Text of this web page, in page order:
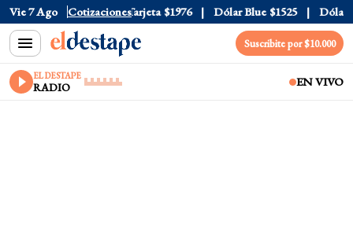
Vie 7 Ago Cotizaciones
$1520 Dólar Tarjeta $1976 Dólar Blue $1525 Dólar CCL
Suscribite por $10.000
EL DESTAPE
RADIO EN VIVO